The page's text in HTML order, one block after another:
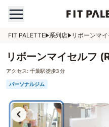
FIT PALETTE 系列店 リボーンマ
リボーンマイセルフ
アクセス: 千葉駅徒歩3分
パーソナルジム